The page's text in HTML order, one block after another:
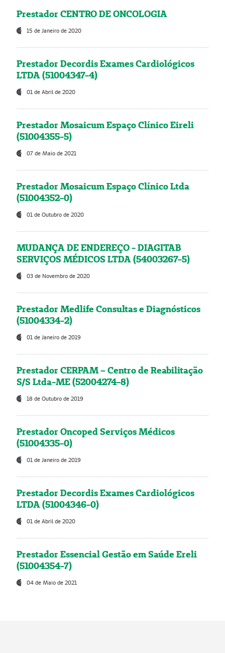
Prestador CENTRO DE ONCOLOGIA
15 de Janeiro de 2020
Prestador Decordis Exames Cardiológicos
LTDA (51004347-4)
01 de Abril de 2020
Prestador Mosaicum Espaço Clínico Eireli
(51004355-5)
07 de Maio de 2021
Prestador Mosaicum Espaço Clínico Ltda
(51004352-0)
01 de Outubro de 2020
MUDANÇA DE ENDEREÇO - DIAGITAB
SERVIÇOS MÉDICOS LTDA (54003267-5)
03 de Novembro de 2020
Prestador Medlife Consultas e Diagnósticos
(51004334-2)
01 de Janeiro de 2019
Prestador CERPAM – Centro de Reabilitação
S/S Ltda-ME (52004274-8)
18 de Outubro de 2019
Prestador Oncoped Serviços Médicos
(51004335-0)
01 de Janeiro de 2019
Prestador Decordis Exames Cardiológicos
LTDA (51004346-0)
01 de Abril de 2020
Prestador Essencial Gestão em Saúde Ereli
(51004354-7)
04 de Maio de 2021